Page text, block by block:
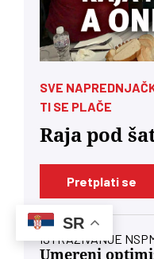
SVE
TI SE PLAČE
Raja pod
Pretplati se
ISTRAŽIVANJE
Umereni
SR